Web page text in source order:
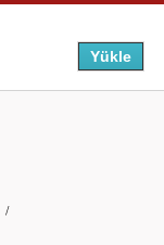
Yükle